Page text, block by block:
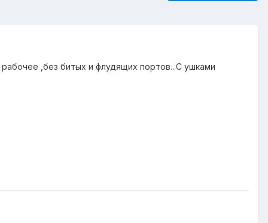
,без битых и флудящих портов...С ушками